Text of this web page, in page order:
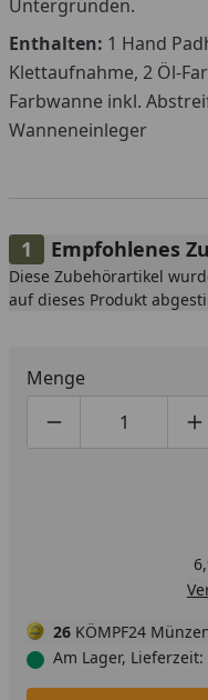
Untergründen.
Enthalten: 1 Hand
Klettaufnahme, 2 Öl-
Farbwanne inkl.
Wanneneinleger
Empfohlenes
Diese Zubehörartikel
auf dieses Produkt
Menge
Produktmenge
26 KÖMPF24
Am Lager,